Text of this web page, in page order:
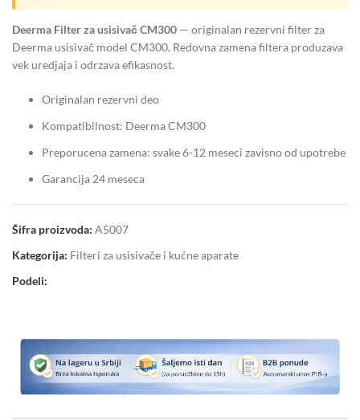
Deerma Filter za usisivač CM300 — originalan rezervni filter za
Deerma usisivač model CM300. Redovna zamena filtera produzava
vek uredjaja i odrzava efikasnost.
Originalan rezervni deo
Kompatibilnost: Deerma CM300
Preporucena zamena: svake 6-12 meseci zavisno od upotrebe
Garancija 24 meseca
Šifra proizvoda: A5007
Kategorija: Filteri za usisivače i kućne aparate
Podeli: